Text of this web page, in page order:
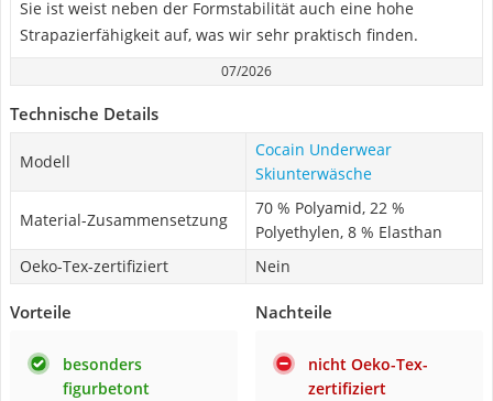
Sie ist weist neben der Formstabilität auch eine hohe
Strapazierfähigkeit auf, was wir sehr praktisch finden.
07/2026
Technische Details
Modell
Cocain Underwear
Skiunterwäsche
Material-Zusammensetzung
70 % Polyamid, 22 %
Polyethylen, 8 % Elasthan
Oeko-Tex-zertifiziert
Nein
Vorteile
besonders
figurbetont
Nachteile
nicht Oeko-Tex-
zertifiziert